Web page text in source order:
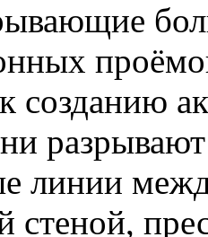
созданию
разрывают
линии
стеной,